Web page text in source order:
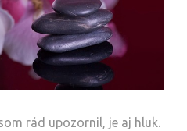
rád upozornil, je aj hluk.